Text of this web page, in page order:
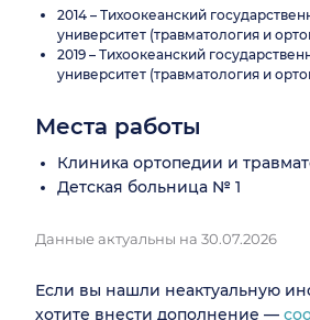
2014 – Тихоокеанский
университет (травматология и
2019 – Тихоокеанский
университет (травматология и
Места работы
Клиника ортопедии и
Детская больница № 1
Данные актуальны на 30.07.2026
Если вы нашли неактуальную
хотите внести дополнение —